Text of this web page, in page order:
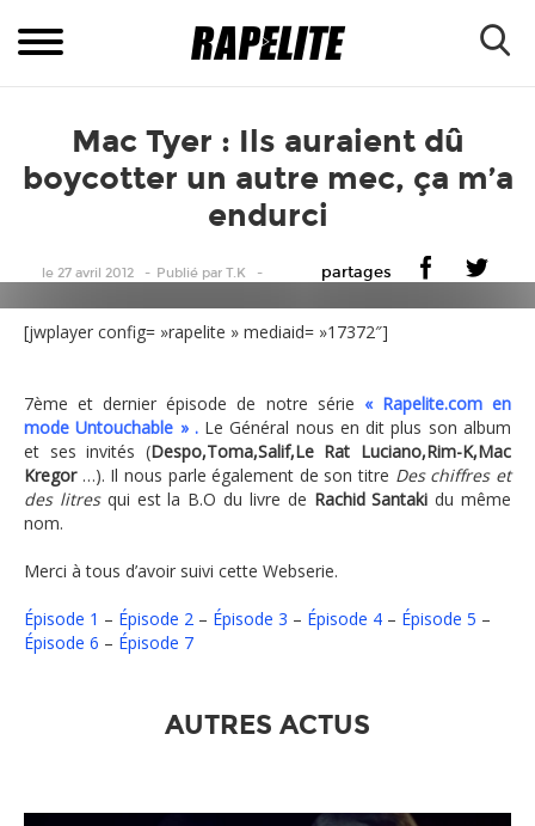
Mac Tyer : Ils auraient dû
boycotter un autre mec, ça m’a
endurci
le 27 avril 2012 Publiépar T.K partages
[jwplayer config= »rapelite » mediaid= »17372″]
7ème et dernier épisode de notre série « Rapelite.com en
mode Untouchable » . Le Général nous en dit plus son album
et ses invités (Despo,Toma,Salif,Le Rat Luciano,Rim-K,Mac
Kregor…). Il nous parle également de son titre Des chiffres et
des litres qui est la B.O du livre de Rachid Santaki du même
nom.
Merci à tous d’avoir suivi cette Webserie.
Épisode 1 – Épisode 2 – Épisode 3 – Épisode 4 – Épisode 5 –
Épisode 6 – Épisode 7
AUTRES ACTUS